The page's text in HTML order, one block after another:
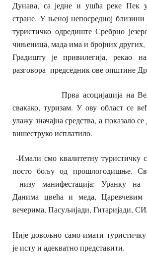
Дунава, са једне и ушћа реке Пек
стране. У њеној непосредној близини
туристичко одредиште Сребрно
чињеница, мада има и бројних
Градишту је привилегија, рекао
разговора председник ове општине
Прва асоцијација на
свакако, туризам. У ову област се
улажу значајна средства, а показало
вишеструко исплатило.
-Имали смо квалитетну туристичку
посто бољу од прошлогодишње.
низу манифестација: Уранку на
Данима цвећа и меда, Царевчевим
вечерима, Пасуљијади, Гитаријади,
Није довољно само имати
је исту и адекватно представити.